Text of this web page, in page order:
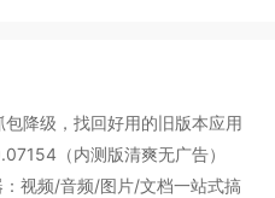
降级，找回好用的旧版本应用
（内测版清爽无广告）
视频/音频/图片/文档一站式搞